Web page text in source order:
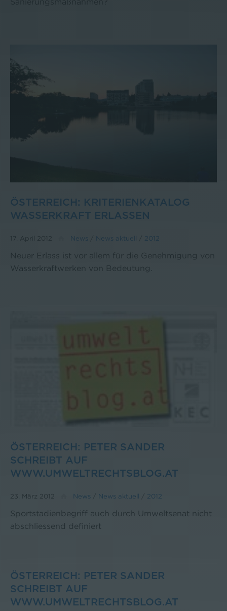
ÖSTERREICH: KRITERIENKATALOG
WASSERKRAFT ERLASSEN
17. April 2012 News News aktuell 2012
Neuer Erlass ist vor allem für die Genehmigung von
Wasserkraftwerken von Bedeutung.
ÖSTERREICH: PETER SANDER
SCHREIBT AUF
WWW.UMWELTRECHTSBLOG.AT
23. März 2012 News News aktuell 2012
Sportstadienbegriff auch durch Umweltsenat nicht
abschliessend definiert
ÖSTERREICH: PETER SANDER
SCHREIBT AUF
WWW.UMWELTRECHTSBLOG.AT